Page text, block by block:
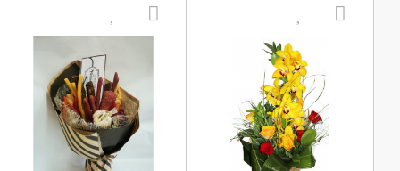
Выберите количество: Выберите количество: